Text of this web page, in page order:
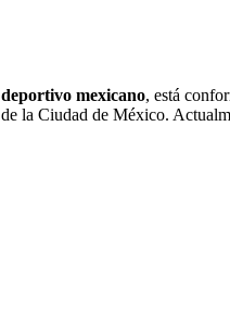
mexicano, está
la Ciudad de México.